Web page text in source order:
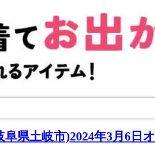
県土岐市)2024年3月6